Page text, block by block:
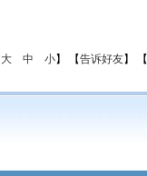
大 中 小】 【告诉好友】 【